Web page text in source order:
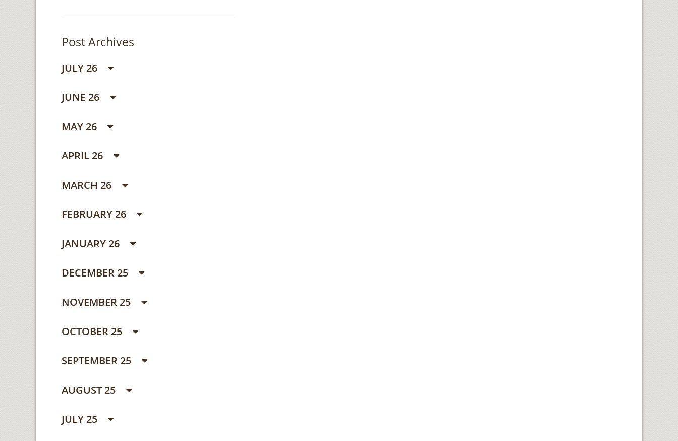
Post Archives
JULY 26
JUNE 26
MAY 26
APRIL 26
MARCH 26
FEBRUARY 26
JANUARY 26
DECEMBER 25
NOVEMBER 25
OCTOBER 25
SEPTEMBER 25
AUGUST 25
JULY 25